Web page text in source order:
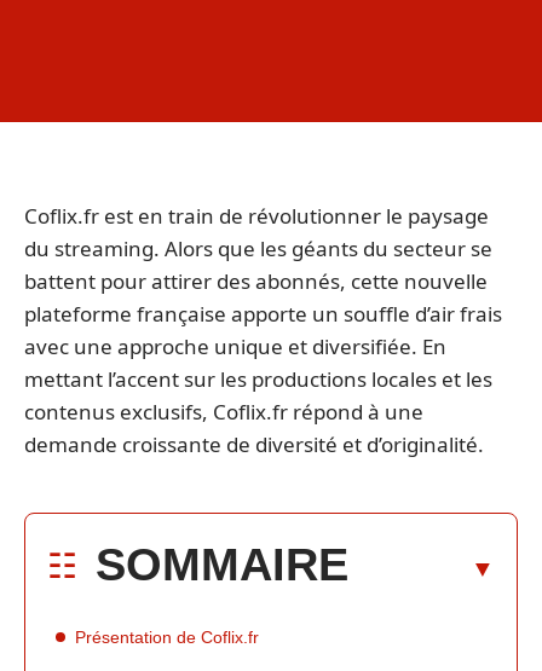
Coflix.fr est en train de révolutionner le paysage
du streaming. Alors que les géants du secteur se
battent pour attirer des abonnés, cette nouvelle
plateforme française apporte un souffle d’air frais
avec une approche unique et diversifiée. En
mettant l’accent sur les productions locales et les
contenus exclusifs, Coflix.fr répond à une
demande croissante de diversité et d’originalité.
SOMMAIRE
Présentation de Coflix.fr